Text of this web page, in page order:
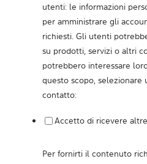
utenti: le informazioni
per amministrare gli
richiesti. Gli utenti
su prodotti, servizi o altri
potrebbero interessare
questo scopo, selezionare
contatto:
Accetto di ricevere
Per fornirti il contenuto